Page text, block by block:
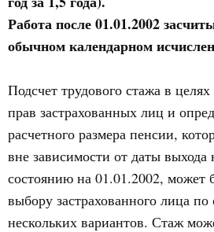
Работа после 01.01.2002
обычном календарном
Подсчет трудового стажа в
прав застрахованных лиц и
расчетного размера пенсии,
вне зависимости от даты
состоянию на 01.01.2002, может
выбору застрахованного лица
нескольких вариантов. Стаж